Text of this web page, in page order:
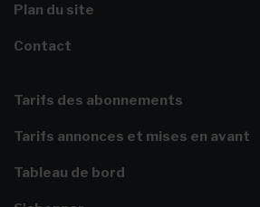
Plan du site
Contact
Tarifs des abonnements
Tarifs annonces et mises en avant
Tableau de bord